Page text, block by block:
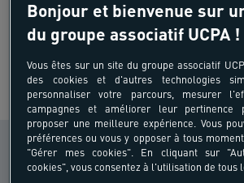
SUR SITE
CONDITION PHYSIQUE
Sportif
i
Bonjour et bienvenue sur
du groupe associatif UCPA !
Vous êtes sur un site du groupe associatif
des cookies et d'autres technologies
personnaliser votre parcours, mesurer
campagnes et améliorer leur pertinence
proposer une meilleure expérience. Vous
préférences ou vous y opposer à tous
"Gérer mes cookies". En cliquant sur
cookies", vous consentez à l'utilisation de tous